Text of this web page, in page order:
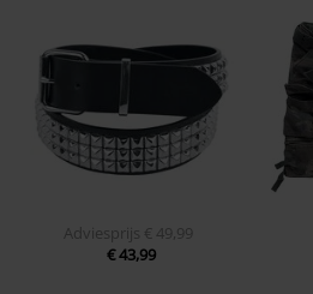
Adviesprijs
€ 49,99
€ 43,99